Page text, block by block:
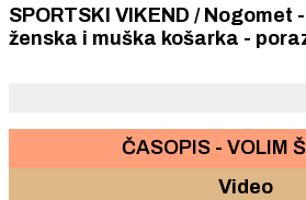
SPORTSKI VIKEND / Nogomet
ženska i muška košarka -
ČASOPIS - VOLIM
Video